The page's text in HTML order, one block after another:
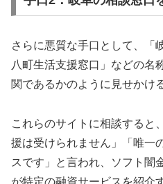
さらに悪質な手口として、「
八町生活支援窓口」などの名
関であるかのように見せかけ
これらのサイトに相談すると
援は受けられません」「唯一
スです」と言われ、ソフト闇
が特定の融資サービスを紹介